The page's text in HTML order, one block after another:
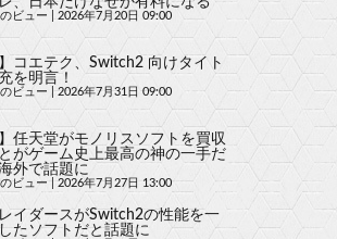
ビュー 2026年7月20日 09:00
】コエテク、Switch2 向けタイト
を明言！
ビュー |2026年7月31日 09:00
】任天堂がモノリスソフトを買収
がゲーム史上最高の神の一手だ
外で話題に
ビュー 2026年7月27日 13:00
イダースがSwitch2の性能を一
たソフトだと話題に